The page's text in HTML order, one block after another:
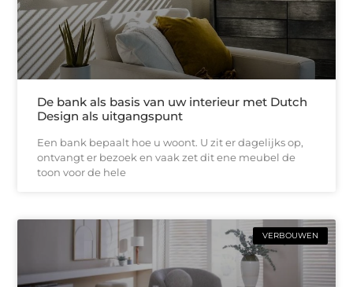
De bank als basis van uw interieur met Dutch
Design als uitgangspunt
Een bank bepaalt hoe u woont. U zit er dagelijks op,
ontvangt er bezoek en vaak zet dit ene meubel de
toon voor de hele
VERBOUWEN